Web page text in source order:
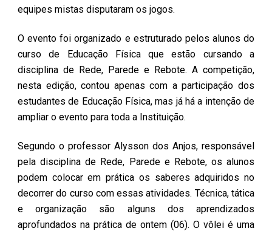
equipes mistas disputaram os jogos.
O evento foi organizado e estruturado pelos alunos do
curso de Educação Física que estão cursando a
disciplina de Rede, Parede e Rebote. A competição,
nesta edição, contou apenas com a participação dos
estudantes de Educação Física, mas já há a intenção de
ampliar o evento para toda a Instituição.
Segundo o professor Alysson dos Anjos, responsável
pela disciplina de Rede, Parede e Rebote, os alunos
podem colocar em prática os saberes adquiridos no
decorrer do curso com essas atividades. Técnica, tática
e organização são alguns dos aprendizados
aprofundados na prática de ontem (06). O vôlei é uma